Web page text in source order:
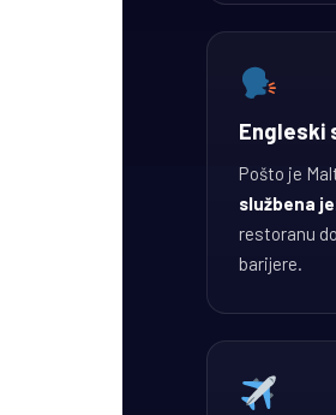
Engleski
Pošto je
službena
restoranu
barijere.